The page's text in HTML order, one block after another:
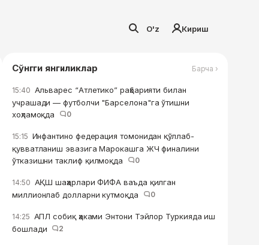
O'z Кириш
Сўнгги янгиликлар Барча ›
15:40 Альварес “Атлетико” раҳбарияти билан
учрашади — футболчи "Барселона"га ўтишни
хоҳламоқда
0
15:15 Инфантино федерация томонидан қўллаб-
қувватланиш эвазига Марокашга ЖЧ финалини
ўтказишни таклиф қилмоқда
0
14:50 АҚШ шаҳарлари ФИФА ваъда қилган
миллионлаб долларни кутмоқда
0
14:25 АПЛ собиқ ҳаками Энтони Тэйлор Туркияда иш
бошлади
2